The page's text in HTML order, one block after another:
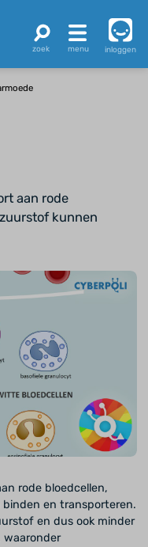
inloggen
aan rode
kunnen
rode bloedcellen,
en transporteren.
en dus ook minder
waaronder